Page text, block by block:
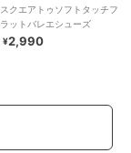
スクエアトゥソフトタッチフ
ラットバレエシューズ
¥2,990